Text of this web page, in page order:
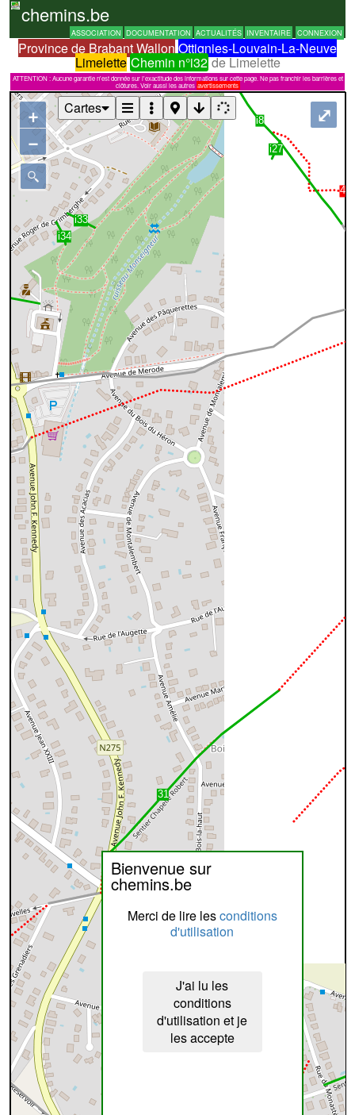
chemins.be
ASSOCIATION DOCUMENTATION ACTUALITÉS INVENTAIRE CONNEXION
Province de Brabant Wallon Ottignies-Louvain-La-Neuve
Limelette Chemin n°i32de Limelette
ATTENTION : Aucune garantie n'est donnée sur l'exactitude des informations sur cette page. Ne pas franchir les barrières et
clôtures. Voir aussi les autres avertissements
Bienvenue sur
chemins.be
Merci de lire lesconditions
d'utilisation
J'ai lu les
conditions
d'utilisation et je
les accepte
+
−
⤢
Cartes